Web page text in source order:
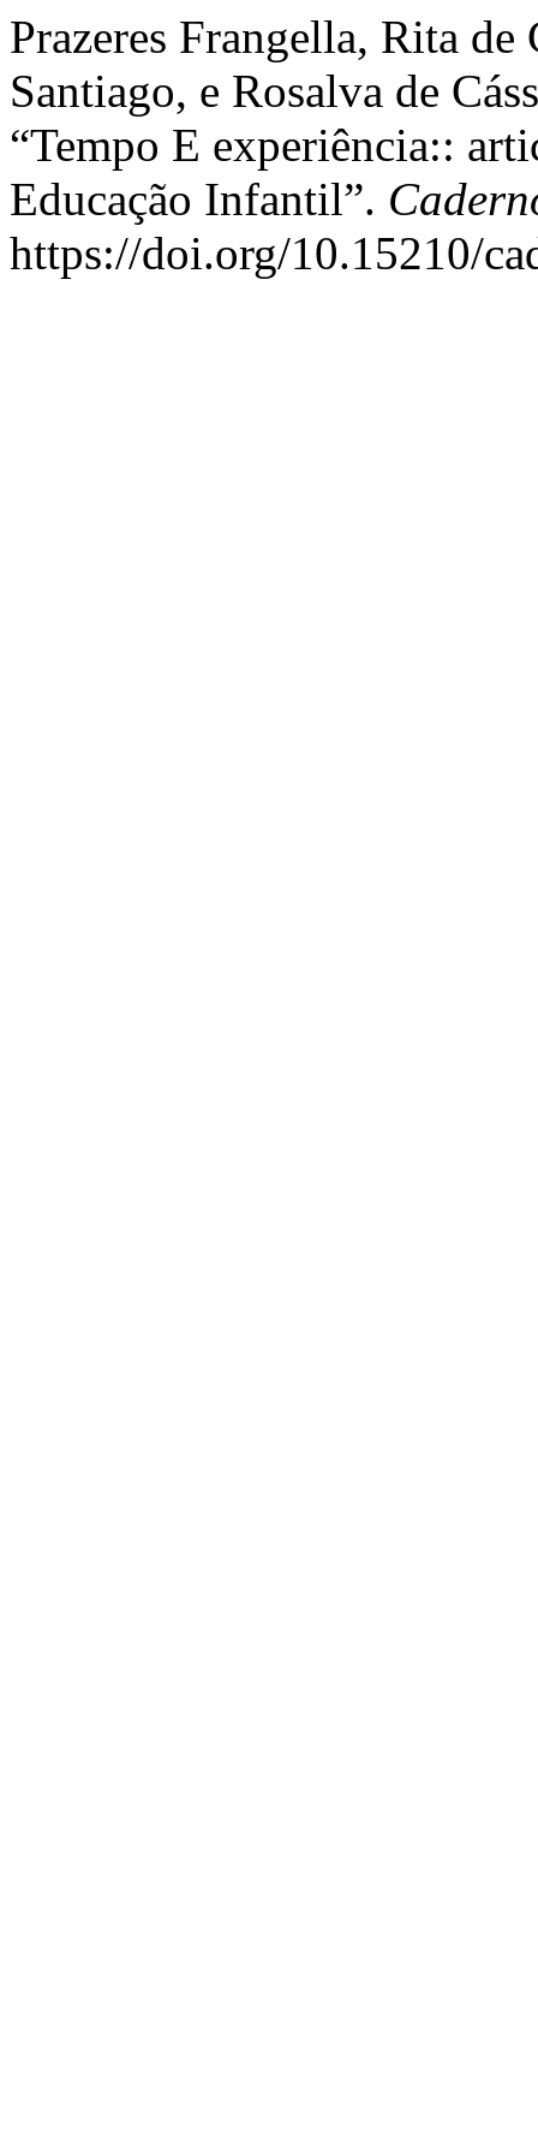
Prazeres Frangella, Rita
Santiago, e Rosalva de
“Tempo E experiência::
Educação Infantil”.
https://doi.org/10.15210/